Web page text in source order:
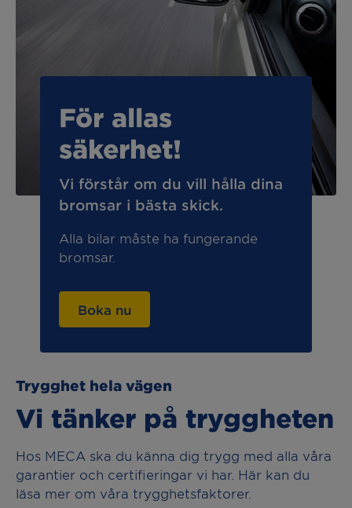
För allas
säkerhet!
Vi förstår om du vill hålla dina
bromsar i bästa skick.
Alla bilar måste ha fungerande
bromsar.
Boka nu
Trygghet hela vägen
Vi tänker på tryggheten
Hos MECA ska du känna dig trygg med alla våra
garantier och certifieringar vi har. Här kan du
läsa mer om våra trygghetsfaktorer.